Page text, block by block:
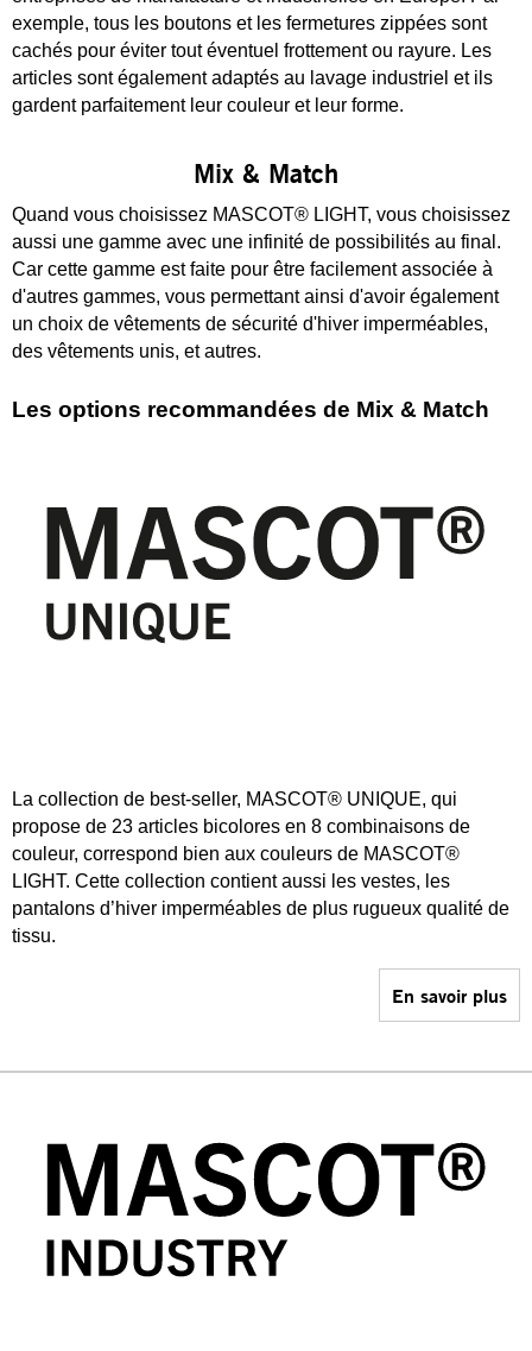
exemple, tous les boutons et les fermetures zippées sont
cachés pour éviter tout éventuel frottement ou rayure. Les
articles sont également adaptés au lavage industriel et ils
gardent parfaitement leur couleur et leur forme.
Mix & Match
Quand vous choisissez MASCOT® LIGHT, vous choisissez
aussi une gamme avec une infinité de possibilités au final.
Car cette gamme est faite pour être facilement associée à
d'autres gammes, vous permettant ainsi d'avoir également
un choix de vêtements de sécurité d'hiver imperméables,
des vêtements unis, et autres.
Les options recommandées de Mix & Match
La collection de best-seller, MASCOT® UNIQUE, qui
propose de 23 articles bicolores en 8 combinaisons de
couleur, correspond bien aux couleurs de MASCOT®
LIGHT. Cette collection contient aussi les vestes, les
pantalons d’hiver imperméables de plus rugueux qualité de
tissu.
En savoir plus